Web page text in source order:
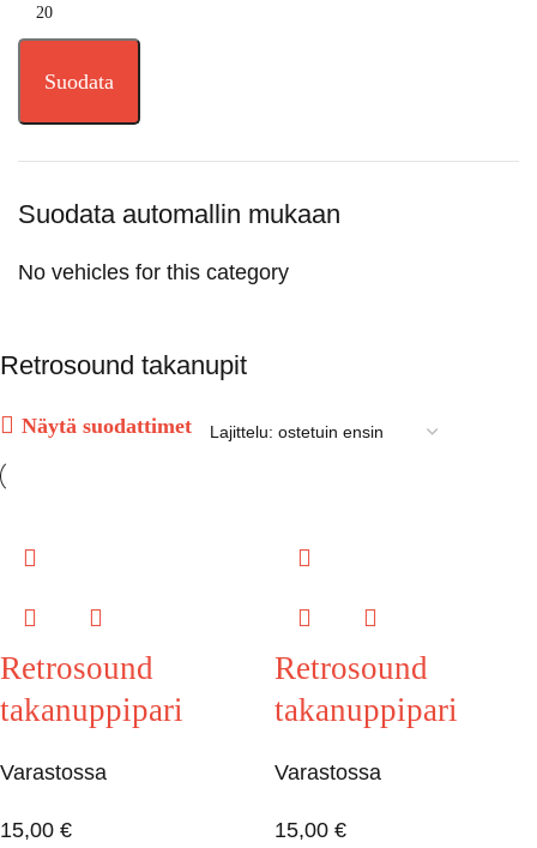
Suodata
Suodata automallin mukaan
No vehicles for this category
Retrosound takanupit
Näytä suodattimet
Retrosound
takanuppipari
Varastossa
15,00 €
Retrosound
takanuppipari
Varastossa
15,00 €